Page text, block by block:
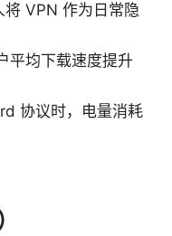
VPN 作为日常隐
平均下载速度提升
协议时，电量消耗